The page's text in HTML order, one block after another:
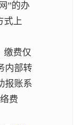
”的办
式上
缴费仅
内部转
报账系
费